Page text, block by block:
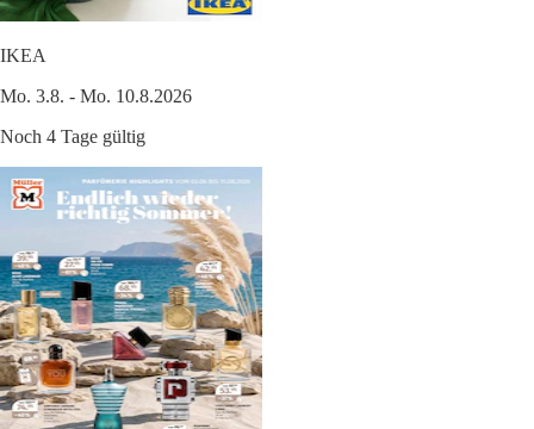
IKEA
Mo. 3.8. - Mo. 10.8.2026
Noch 4 Tage gültig